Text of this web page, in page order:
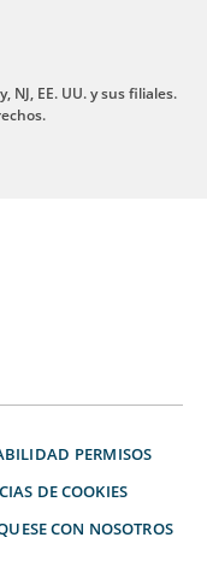
NJ, EE. UU. y sus filiales.
PERMISOS
DE COOKIES
CON NOSOTROS